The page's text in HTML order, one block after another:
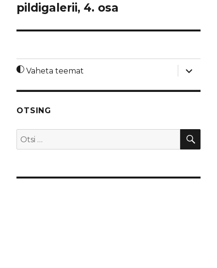
pildigalerii, 4. osa
Vaheta teemat
laienda
OTSING
Otsi: